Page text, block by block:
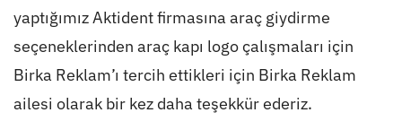
yaptığımız Aktident firmasına araç giydirme
seçeneklerinden araç kapı logo çalışmaları için
Birka Reklam’ı tercih ettikleri için Birka Reklam
ailesi olarak bir kez daha teşekkür ederiz.